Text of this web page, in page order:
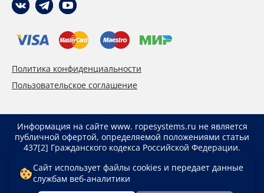
Политика конфиденциальности
Пользовательское соглашение
Информация на сайте www. ropesystems.ru не является
публичной офертой, определяемой положениями статьи
437[2] Гражданского кодекса Российской Федерации.
заказа через интернет-магазин www. ropesystems.ru.
Цены при оформлении заказа иным способом могут
отличаться от указанных на сайте.
Сайт использует файлы cookies и передает данные
службам веб-аналитики